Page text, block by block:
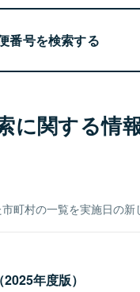
番号を検索する
に関する情
町村の一覧を実施日の新
年度版）